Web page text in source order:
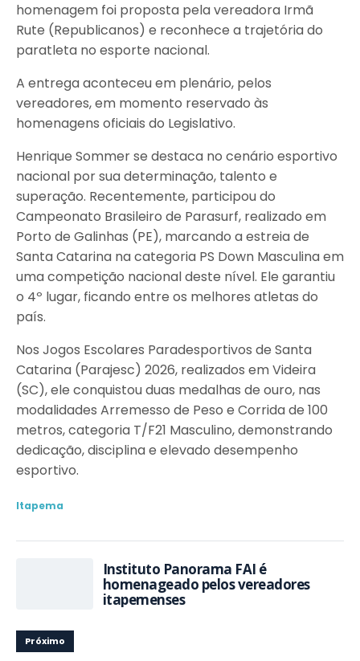
homenagem foi proposta pela vereadora Irmã
Rute (Republicanos) e reconhece a trajetória do
paratleta no esporte nacional.
A entrega aconteceu em plenário, pelos
vereadores, em momento reservado às
homenagens oficiais do Legislativo.
Henrique Sommer se destaca no cenário esportivo
nacional por sua determinação, talento e
superação. Recentemente, participou do
Campeonato Brasileiro de Parasurf, realizado em
Porto de Galinhas (PE), marcando a estreia de
Santa Catarina na categoria PS Down Masculina em
uma competição nacional deste nível. Ele garantiu
o 4º lugar, ficando entre os melhores atletas do
país.
Nos Jogos Escolares Paradesportivos de Santa
Catarina (Parajesc) 2026, realizados em Videira
(SC), ele conquistou duas medalhas de ouro, nas
modalidades Arremesso de Peso e Corrida de 100
metros, categoria T/F21 Masculino, demonstrando
dedicação, disciplina e elevado desempenho
esportivo.
Itapema
Instituto Panorama FAI é
homenageado pelos vereadores
itapemenses
Próximo